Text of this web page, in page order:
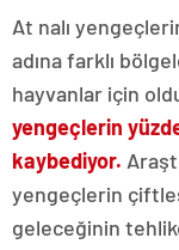
At nalı
adına farklı
hayvanlar için
yengeçlerin
kaybediyor.
yengeçlerin
geleceğinin